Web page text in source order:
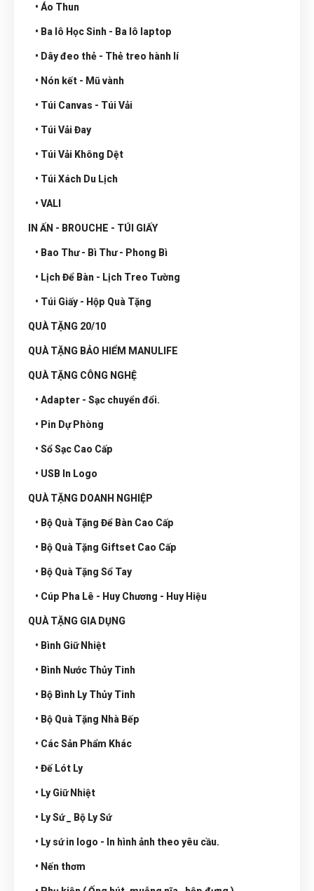
• Áo Thun
• Ba lô Học Sinh - Ba lô laptop
• Dây đeo thẻ - Thẻ treo hành lí
• Nón kết - Mũ vành
• Túi Canvas - Túi Vải
• Túi Vải Đay
• Túi Vải Không Dệt
• Túi Xách Du Lịch
• VALI
IN ẤN - BROUCHE - TÚI GIẤY
• Bao Thư - Bì Thư - Phong Bì
• Lịch Để Bàn - Lịch Treo Tường
• Túi Giấy - Hộp Quà Tặng
QUÀ TẶNG 20/10
QUÀ TẶNG BẢO HIỂM MANULIFE
QUÀ TẶNG CÔNG NGHỆ
• Adapter - Sạc chuyển đổi.
• Pin Dự Phòng
• Sổ Sạc Cao Cấp
• USB In Logo
QUÀ TẶNG DOANH NGHIỆP
• Bộ Quà Tặng Để Bàn Cao Cấp
• Bộ Quà Tặng Giftset Cao Cấp
• Bộ Quà Tặng Sổ Tay
• Cúp Pha Lê - Huy Chương - Huy Hiệu
QUÀ TẶNG GIA DỤNG
• Bình Giữ Nhiệt
• Bình Nước Thủy Tinh
• Bộ Bình Ly Thủy Tinh
• Bộ Quà Tặng Nhà Bếp
• Các Sản Phẩm Khác
• Đế Lót Ly
• Ly Giữ Nhiệt
• Ly Sứ _ Bộ Ly Sứ
• Ly sứ in logo - In hình ảnh theo yêu cầu.
• Nến thơm